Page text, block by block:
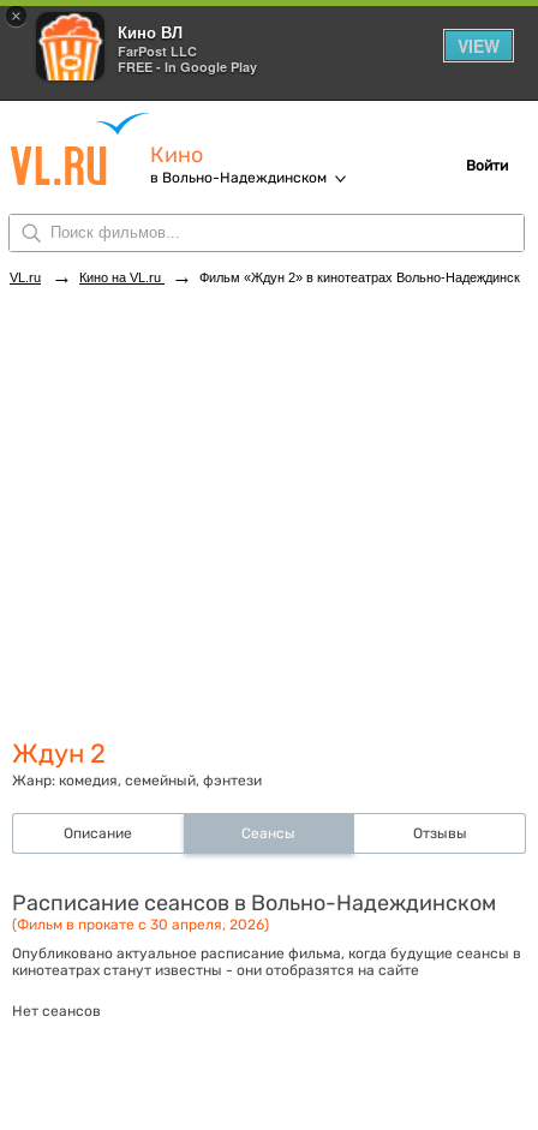
×
Кино ВЛ
FarPost LLC
FREE - In Google Play
VIEW
Кино
в Вольно-Надеждинском
Войти
VL.ru → Кино на VL.ru → Фильм «Ждун 2» в кинотеатрах Вольно-Надеждинского. Купить билеты!
Ждун 2
Жанр: комедия, семейный, фэнтези
Описание Сеансы Отзывы
Расписание сеансов в Вольно-Надеждинском
(Фильм в прокате с 30 апреля, 2026)
Опубликовано актуальное расписание фильма, когда будущие сеансы в
кинотеатрах станут известны - они отобразятся на сайте
Нет сеансов